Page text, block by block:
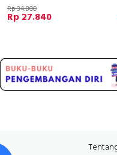
Rp 34.800
Rp 27.840